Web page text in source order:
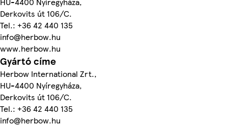
Derkovits út 106/C.
Tel.: +36 42 440 135
info@herbow.hu
www.herbow.hu
Gyártó címe
Herbow International Zrt.,
HU-4400 Nyíregyháza,
Derkovits út 106/C.
Tel.: +36 42 440 135
info@herbow.hu